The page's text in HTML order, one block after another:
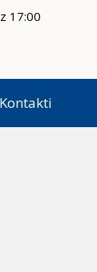
17:00
Kontakti